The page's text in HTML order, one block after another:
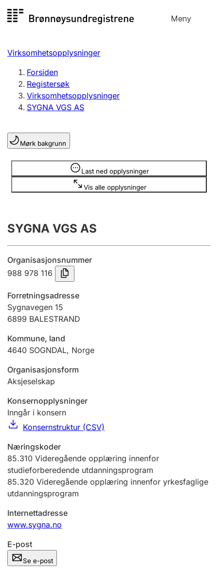
til
Meny
Registersøk
Aksjeselskap
Enkeltpersonforetak
Registrere, endre, slette
Lag og forening
Registrere, endre, slette
Årsregnskap
Innsending og forsinkelsesgebyr
Tinglysing
Jeger
Ektepaktveileder
Offentlig sektor
Andre tema
Virksomhetsopplysninger
Forsiden
Registersøk
Virksomhetsopplysninger
SYGNA VGS AS
Mørk bakgrunn
Last ned opplysninger
Vis alle opplysninger
Opplysninger er skjult
SYGNA VGS AS
Organisasjonsnummer
988 978 116
Forretningsadresse
Sygnavegen 15
6899 BALESTRAND
Kommune, land
4640 SOGNDAL, Norge
Organisasjonsform
Aksjeselskap
Konsernopplysninger
Inngår i konsern
Konsernstruktur (CSV)
Næringskoder
85.310 Videregående opplæring innenfor
studieforberedende utdanningsprogram
85.320 Videregående opplæring innenfor yrkesfaglige
utdanningsprogram
Internettadresse
www.sygna.no
E-post
Se e-post